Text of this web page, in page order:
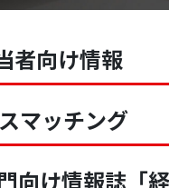
者向け情報
マッチング